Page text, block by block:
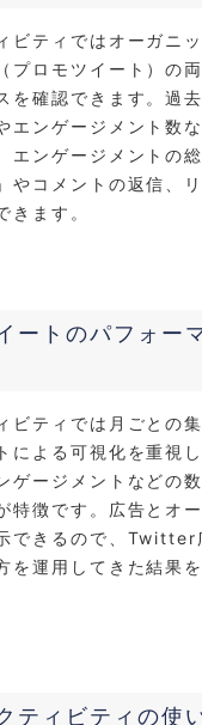
ビティではオーガニ
プロモツイート）の
を確認できます。過
エンゲージメント数
エンゲージメントの
やコメントの返信、
きます。
ートのパフォー
ビティでは月ごとの
による可視化を重視
ゲージメントなどの
特徴です。広告とオ
できるので、
を運用してきた結果
ティビティの使